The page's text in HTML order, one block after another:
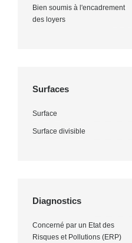
Bien soumis à l'encadrement
des loyers
Surfaces
Surface
Surface divisible
Diagnostics
Concerné par un Etat des
Risques et Pollutions (ERP)